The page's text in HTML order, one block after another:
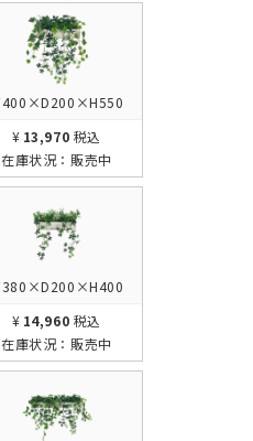
¥13,970 税込
在庫状況： 販売中
¥14,960 税込
在庫状況： 販売中